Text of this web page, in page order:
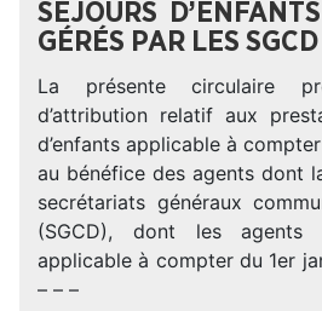
SÉJOURS
GÉRÉS PAR LES SGCD
La présente circulaire
d’attribution relatif aux
d’enfants applicable à
au bénéfice des agents dont
secrétariats généraux
(SGCD), dont les agents
applicable à compter du 1er
– – –